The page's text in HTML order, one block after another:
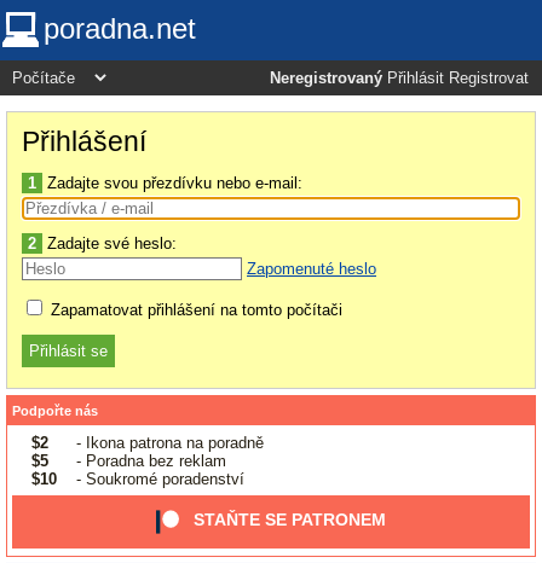
poradna.net
Neregistrovaný Přihlásit Registrovat
Přihlášení
1 Zadajte svou přezdívku nebo e-mail:
2 Zadajte své heslo:
Zapomenuté heslo
Zapamatovat přihlášení na tomto počítači
Podpořte nás
$2
- Ikona patrona na poradně
$5
- Poradna bez reklam
$10
- Soukromé poradenství
STAŇTE SE PATRONEM